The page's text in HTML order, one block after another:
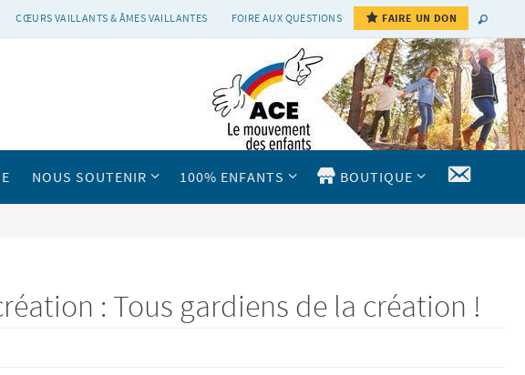
CŒURS VAILLANTS & ÂMES VAILLANTES FOIRE AUX QUESTIONS FAIRE UN DON
NOUS SOUTENIR 100% ENFANTS BOUTIQUE
: Tous gardiens de la création !